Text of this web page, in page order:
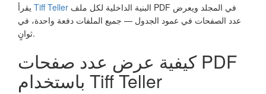
Tiff Teller
عدد الصفحات في عمود الجدول — جميع الملفات دفعة واحدة، في
ثوانٍ.
كيفية عرض عدد صفحات PDF
باستخدام Tiff Teller